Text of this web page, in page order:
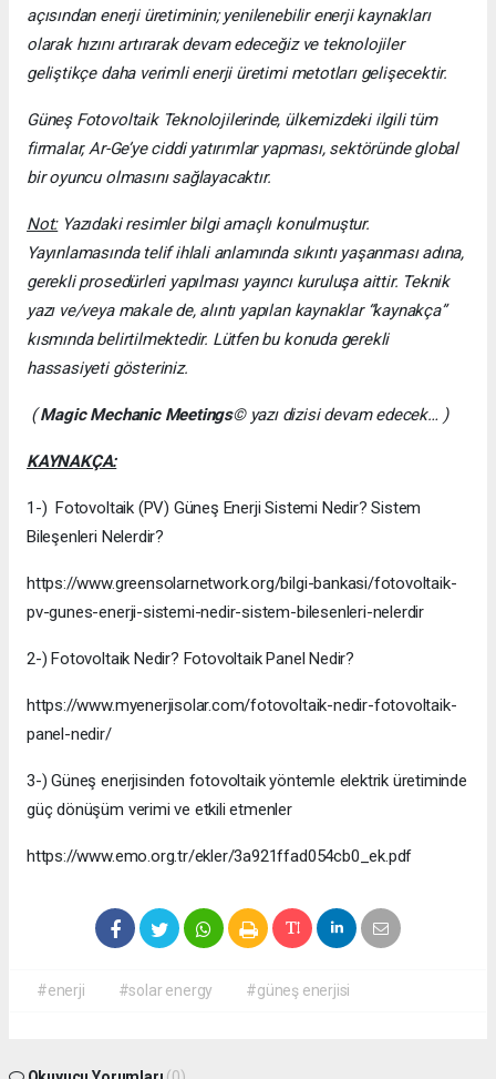
açısından enerji üretiminin; yenilenebilir enerji kaynakları
olarak hızını artırarak devam edeceğiz ve teknolojiler
geliştikçe daha verimli enerji üretimi metotları gelişecektir.
Güneş Fotovoltaik Teknolojilerinde, ülkemizdeki ilgili tüm
firmalar, Ar-Ge’ye ciddi yatırımlar yapması, sektöründe global
bir oyuncu olmasını sağlayacaktır.
Not:Yazıdaki resimler bilgi amaçlı konulmuştur.
Yayınlamasında telif ihlali anlamında sıkıntı yaşanması adına,
gerekli prosedürleri yapılması yayıncı kuruluşa aittir. Teknik
yazı ve/veya makale de, alıntı yapılan kaynaklar “kaynakça”
kısmında belirtilmektedir. Lütfen bu konuda gerekli
hassasiyeti gösteriniz.
(Magic Mechanic Meetings© yazı dizisi devam edecek… )
KAYNAKÇA:
1-) Fotovoltaik (PV) Güneş Enerji Sistemi Nedir? Sistem
Bileşenleri Nelerdir?
https://www.greensolarnetwork.org/bilgi-bankasi/fotovoltaik-
pv-gunes-enerji-sistemi-nedir-sistem-bilesenleri-nelerdir
2-) Fotovoltaik Nedir? Fotovoltaik Panel Nedir?
https://www.myenerjisolar.com/fotovoltaik-nedir-fotovoltaik-
panel-nedir/
3-) Güneş enerjisinden fotovoltaik yöntemle elektrik üretiminde
güç dönüşüm verimi ve etkili etmenler
https://www.emo.org.tr/ekler/3a921ffad054cb0_ek.pdf
#enerji #solar energy #güneş enerjisi